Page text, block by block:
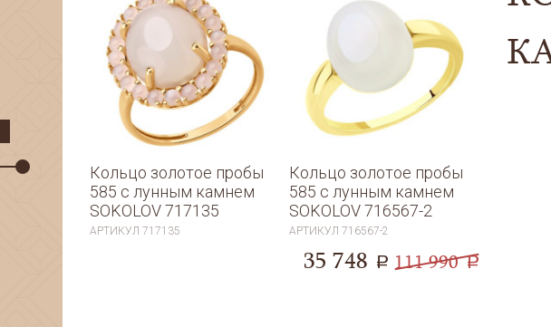
Кольцо золотое пробы
585 с лунным камнем
SOKOLOV 717135
АРТИКУЛ717135
Кольцо золотое пробы
585 с лунным камнем
SOKOLOV 716567-2
АРТИКУЛ716567-2
35 748 a 111 990 a